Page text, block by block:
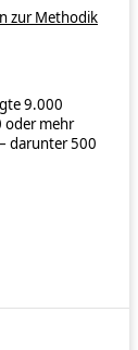
zur Methodik
9.000
oder mehr
darunter 500